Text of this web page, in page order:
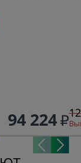
94 224